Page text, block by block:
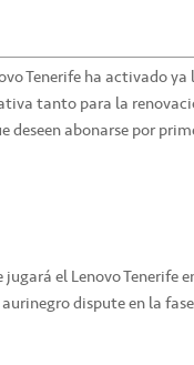
Tenerife ha activado
tanto para la
abonarse por
el Lenovo Tenerife
dispute en la